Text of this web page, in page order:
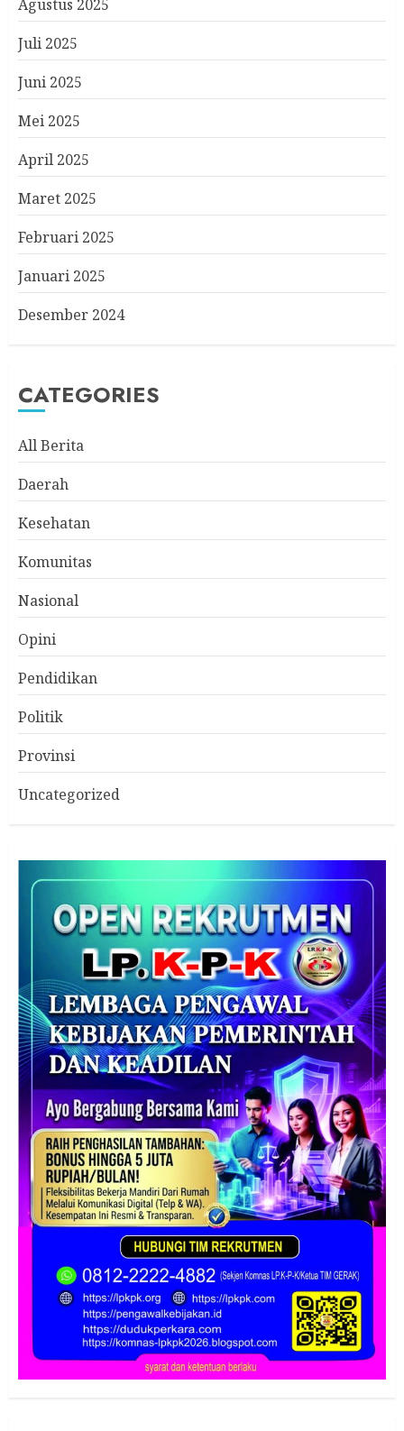
Agustus 2025
Juli 2025
Juni 2025
Mei 2025
April 2025
Maret 2025
Februari 2025
Januari 2025
Desember 2024
CATEGORIES
All Berita
Daerah
Kesehatan
Komunitas
Nasional
Opini
Pendidikan
Politik
Provinsi
Uncategorized